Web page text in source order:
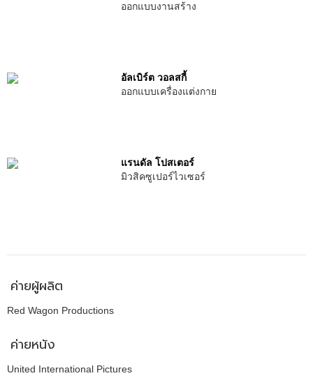
ออกแบบงานสร้าง
อัลเบิร์ต วอลสกี้
ออกแบบเครื่องแต่งกาย
แรนดัล โปสเตอร์
มิวสิคซูเปอร์ไวเซอร์
ค่ายผู้ผลิต
Red Wagon Productions
ค่ายหนัง
United International Pictures